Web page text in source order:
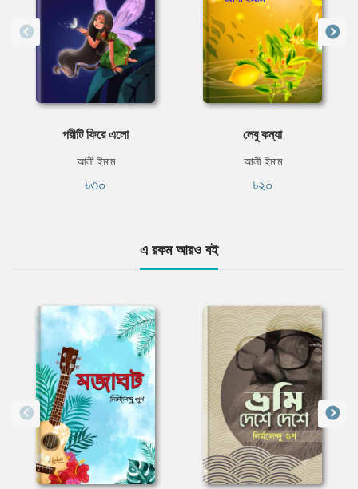
পরীটি ফিরে এলো
আলী ইমাম
৳৩০
লেবু কন্যা
আলী ইমাম
৳২০
এ রকম আরও বই